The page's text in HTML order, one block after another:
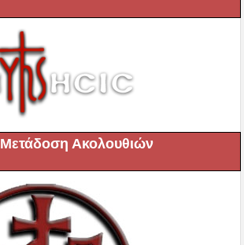
Μετάδοση Ακολουθιών